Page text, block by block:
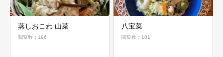
蒸しおこわ 山菜
閲覧数：196
八宝菜
閲覧数：101